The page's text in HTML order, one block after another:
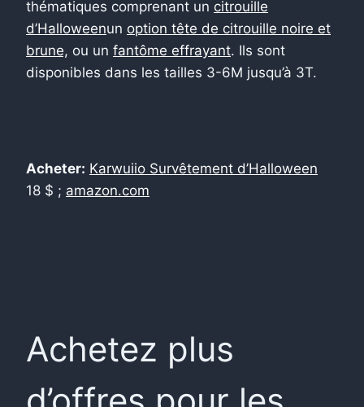
thématiques comprenant un citrouille
d’Halloweenun option tête de citrouille noire et
brune, ou un fantôme effrayant. Ils sont
disponibles dans les tailles 3-6M jusqu’à 3T.
Acheter: Karwuiio Survêtement d’Halloween
18 $ ; amazon.com
Achetez plus